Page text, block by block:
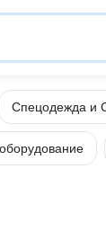
Спецодежда и